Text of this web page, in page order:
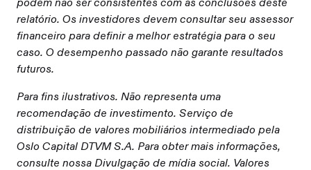
podem não ser consistentes com as conclusões deste
relatório. Os investidores devem consultar seu assessor
financeiro para definir a melhor estratégia para o seu
caso. O desempenho passado não garante resultados
futuros.
Para fins ilustrativos. Não representa uma
recomendação de investimento. Serviço de
distribuição de valores mobiliários intermediado pela
Oslo Capital DTVM S.A. Para obter mais informações,
consulte nossa Divulgação de mídia social. Valores